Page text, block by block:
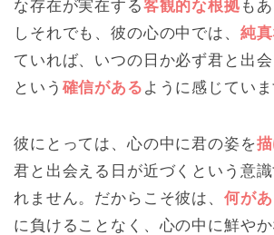
な存在が実在する客観的な根拠 も
しそれでも、彼の心の中では、 純
ていれば、いつの日か必ず君と出
という 確信がある ように感じていま
彼にとっては、心の中に君の姿を
君と出会える日が近づくという意
れません。だからこそ彼は、 何が
に負けることなく、心の中に鮮や